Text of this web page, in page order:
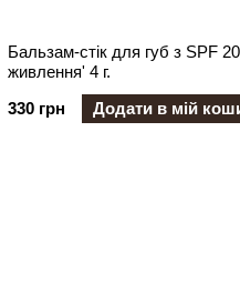
Бальзам-стік для губ з SPF
живлення' 4 г.
330 грн
Додати в мій